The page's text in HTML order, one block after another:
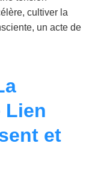
cultiver la
un acte de
Lien
et